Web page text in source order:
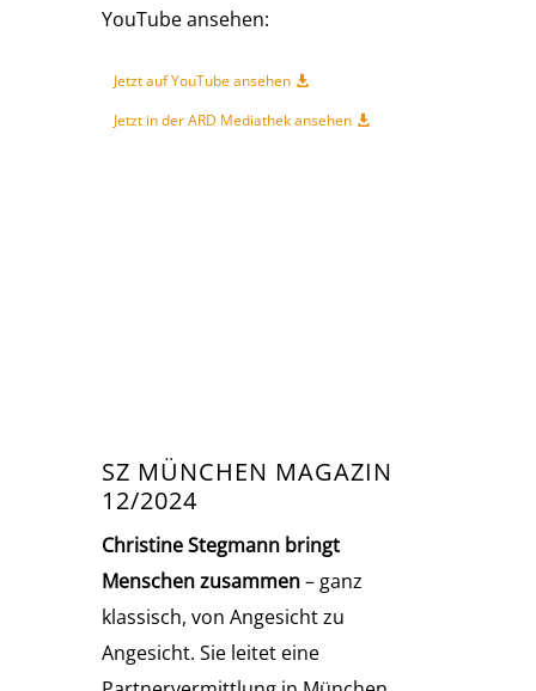
YouTube ansehen:
Jetzt auf YouTube ansehen
Jetzt in der ARD Mediathek ansehen
SZ MÜNCHEN MAGAZIN
12/2024
Christine Stegmann bringt
Menschen zusammen– ganz
klassisch, von Angesicht zu
Angesicht. Sie leitet eine